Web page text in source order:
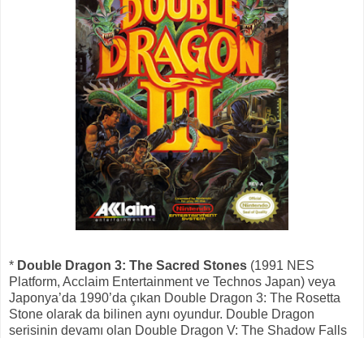
* Double Dragon 3: The Sacred Stones (1991 NES
Platform, Acclaim Entertainment ve Technos Japan) veya
Japonya’da 1990’da çıkan Double Dragon 3: The Rosetta
Stone olarak da bilinen aynı oyundur. Double Dragon
serisinin devamı olan Double Dragon V: The Shadow Falls